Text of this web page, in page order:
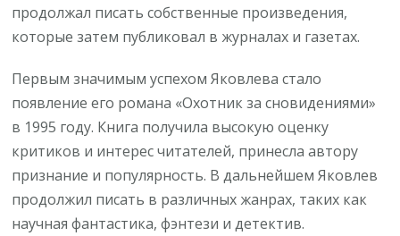
продолжал писать собственные произведения,
которые затем публиковал в журналах и газетах.
Первым значимым успехом Яковлева стало
появление его романа «Охотник за сновидениями»
в 1995 году. Книга получила высокую оценку
критиков и интерес читателей, принесла автору
признание и популярность. В дальнейшем Яковлев
продолжил писать в различных жанрах, таких как
научная фантастика, фэнтези и детектив.